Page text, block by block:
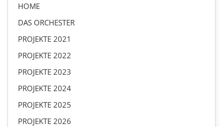
HOME
DAS ORCHESTER
PROJEKTE 2021
PROJEKTE 2022
PROJEKTE 2023
PROJEKTE 2024
PROJEKTE 2025
PROJEKTE 2026